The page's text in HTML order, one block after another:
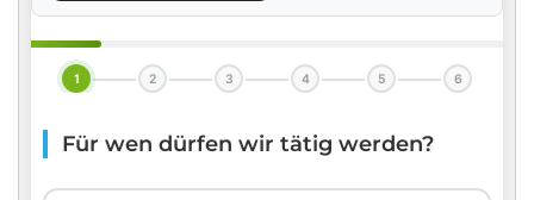
1 2 3 4 5 6
Für wen dürfen wir tätig werden?